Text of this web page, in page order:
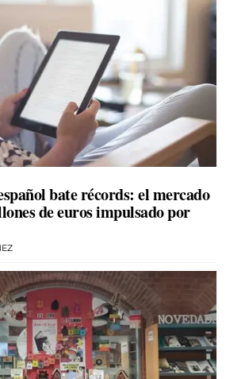
bate récords: el mercado
de euros impulsado por